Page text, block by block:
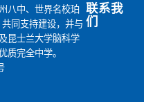
八中、世界名校珀
同支持建设，并与
昆士兰大学脑科学
质完全中学。
联系我
们